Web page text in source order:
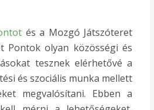
és a Mozgó Játszóteret
Pontok olyan közösségi és
tesznek elérhetővé a
és szociális munka mellett
megvalósítani. Ebben a